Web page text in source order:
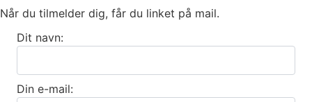
Når du tilmelder dig, får du linket på mail.
Dit navn:
Din e-mail: